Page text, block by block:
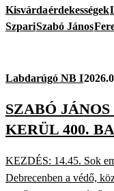
Kisvárdaérdekességek
SzpariSzabó János
Labdarúgó NB I
SZABÓ
KERÜL 400.
KEZDÉS: 14.45. Sok
Debrecenben a védő,